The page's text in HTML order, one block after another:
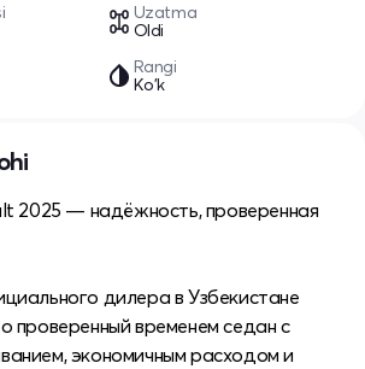
Uzatma
Oldi
Rangi
Ko'k
2025 — надёжность, проверенная
дилера в Узбекистане
временем седан с
экономичным расходом и